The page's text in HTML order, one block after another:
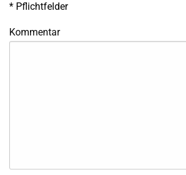
* Pflichtfelder
Kommentar